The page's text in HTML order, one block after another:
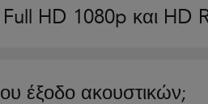
Full HD 1080p και HD
έξοδο ακουστικών;